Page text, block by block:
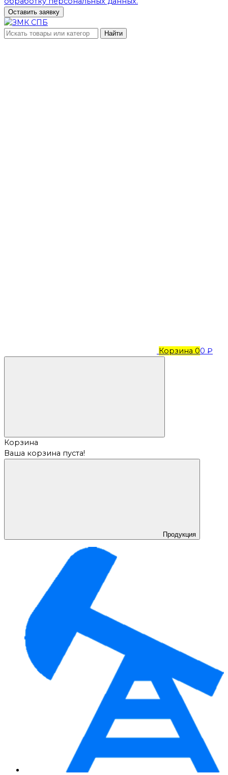
Оставить заявку
Найти
Корзина 00 ₽
Корзина
Ваша корзина пуста!
Продукция